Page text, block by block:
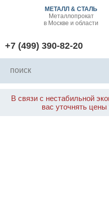
МЕТАЛЛ & СТАЛЬ
Металлопрокат
в Москве и области
+7 (499) 390-82-20
В связи с нестабильной
вас уточнять